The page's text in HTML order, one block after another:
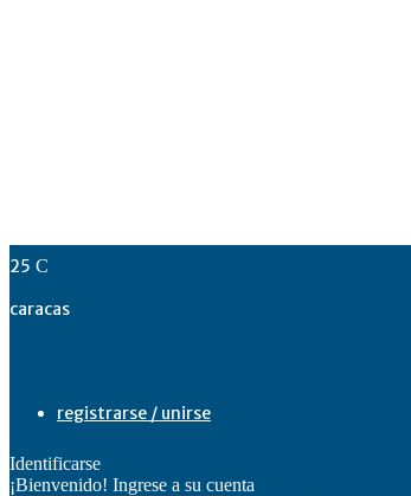
25 C
caracas
registrarse / unirse
Identificarse
¡Bienvenido! Ingrese a su cuenta